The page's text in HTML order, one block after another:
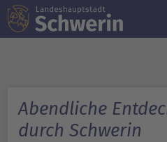
Abendliche
durch Schwerin